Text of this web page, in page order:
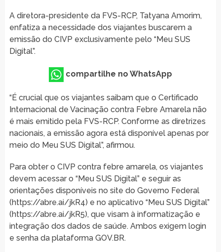
A diretora-presidente da FVS-RCP, Tatyana Amorim,
enfatiza a necessidade dos viajantes buscarem a
emissão do CIVP exclusivamente pelo “Meu SUS
Digital”.
compartilhe no WhatsApp
“É crucial que os viajantes saibam que o Certificado
Internacional de Vacinação contra Febre Amarela não
é mais emitido pela FVS-RCP. Conforme as diretrizes
nacionais, a emissão agora está disponível apenas por
meio do Meu SUS Digital”, afirmou.
Para obter o CIVP contra febre amarela, os viajantes
devem acessar o “Meu SUS Digital” e seguir as
orientações disponíveis no site do Governo Federal
(https://abre.ai/jkR4) e no aplicativo “Meu SUS Digital”
(https://abre.ai/jkR5), que visam à informatização e
integração dos dados de saúde. Ambos exigem login
e senha da plataforma GOV.BR.